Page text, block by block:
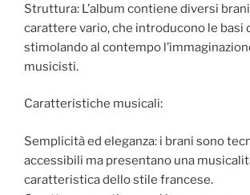
Struttura: L’album contiene diversi
carattere vario, che introducono le basi
stimolando al contempo
musicisti.
Caratteristiche musicali:
Semplicità ed eleganza: i brani sono
accessibili ma presentano una
caratteristica dello stile francese.